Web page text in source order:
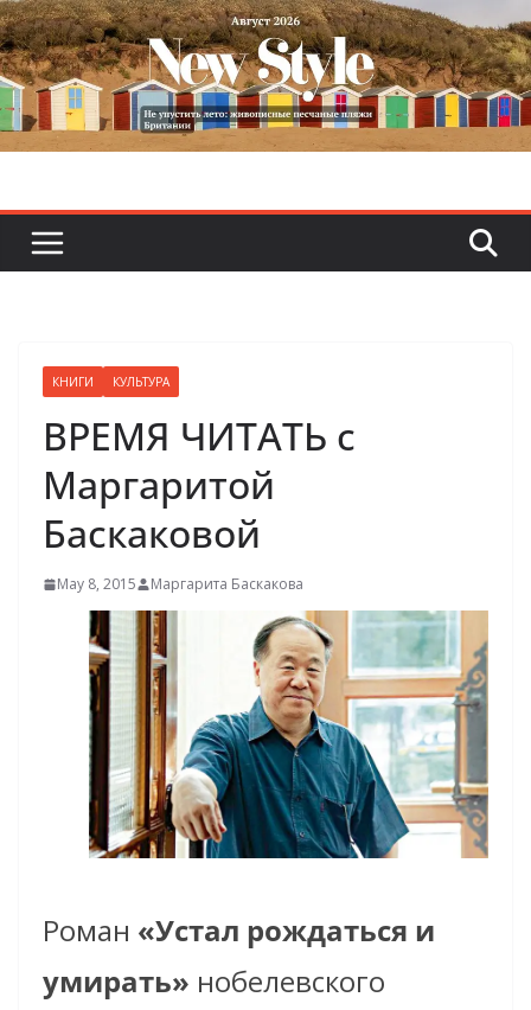
Skip
to
content
КНИГИ КУЛЬТУРА
ВРЕМЯ ЧИТАТЬ с
Маргаритой
Баскаковой
May 8, 2015 Маргарита Баскакова
Роман «Устал рождаться и
умирать» нобелевского